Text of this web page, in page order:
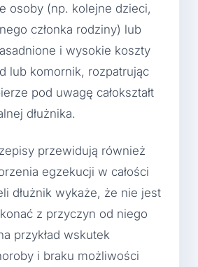
osoby (np. kolejne dzieci,
członka rodziny) lub
i wysokie koszty
lub komornik, rozpatrując
pod uwagę całokształt
dłużnika.
przewidują również
egzekucji w całości
dłużnik wykaże, że nie jest
z przyczyn od niego
przykład wskutek
i braku możliwości